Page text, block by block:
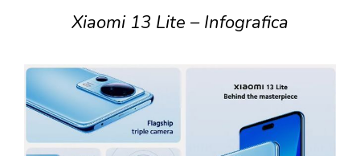
Xiaomi 13 Lite – Infografica